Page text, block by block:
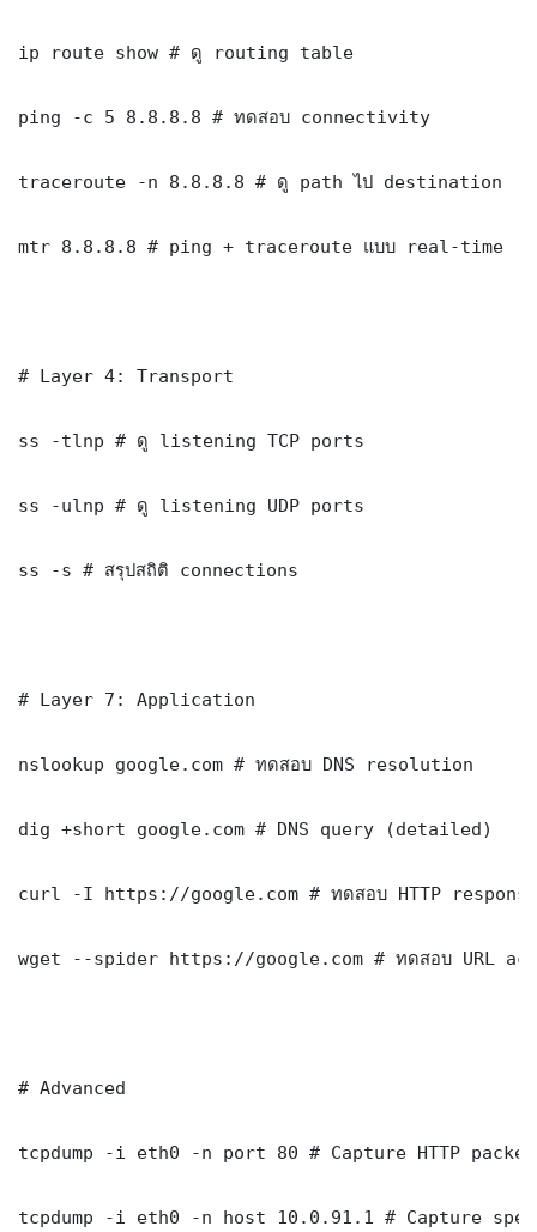
ip route show # ดู routing table
ping -c 5 8.8.8.8 # ทดสอบ connectivity
traceroute -n 8.8.8.8 # ดู path ไป destination
mtr 8.8.8.8 # ping + traceroute แบบ real-time
# Layer 4: Transport
ss -tlnp # ดู listening TCP ports
ss -ulnp # ดู listening UDP ports
ss -s # สรุปสถิติ connections
# Layer 7: Application
nslookup google.com # ทดสอบ DNS resolution
dig +short google.com # DNS query (detailed)
curl -I https://google.com # ทดสอบ HTTP
wget --spider https://google.com # ทดสอบ URL
# Advanced
tcpdump -i eth0 -n port 80 # Capture HTTP
tcpdump -i eth0 -n host 10.0.91.1 # Capture